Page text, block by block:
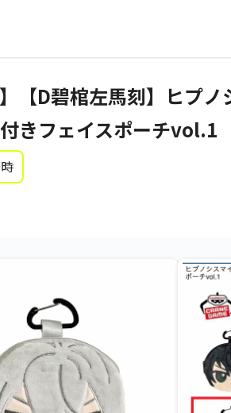
【D碧棺左馬刻】ヒプ
きフェイスポーチvol.1